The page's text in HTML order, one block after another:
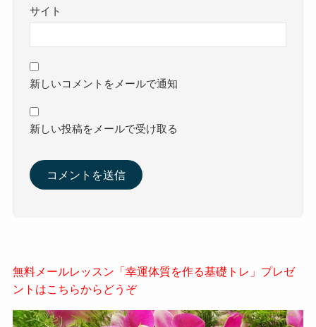
サイト
新しいコメントをメールで通知
新しい投稿をメールで受け取る
無料メールレッスン「幸運体質を作る基礎トレ」プレゼ
ントはこちらからどうぞ